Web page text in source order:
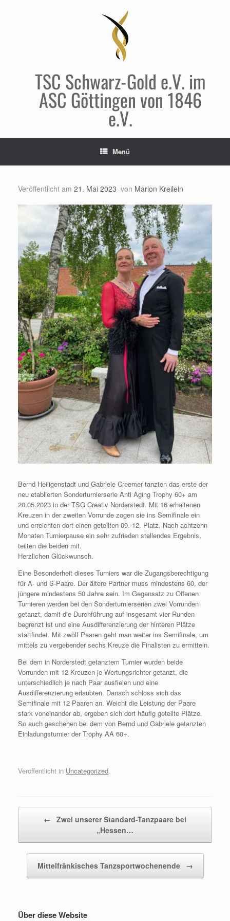
TSC Schwarz-Gold e.V. im
ASC Göttingen von 1846
e.V.
Menü
Veröffentlicht am 21. Mai 2023 von Marion Kreilein
Bernd Heiligenstadt und Gabriele Creemer tanzten das erste der
neu etablierten Sonderturnierserie Anti Aging Trophy 60+ am
20.05.2023 in der TSG Creativ Norderstedt. Mit 16 erhaltenen
Kreuzen in der zweiten Vorrunde zogen sie ins Semifinale ein
und erreichten dort einen geteilten 09.-12. Platz. Nach achtzehn
Monaten Turnierpause ein sehr zufrieden stellendes Ergebnis,
teilten die beiden mit.
Herzlichen Glückwunsch.
Eine Besonderheit dieses Turniers war die Zugangsberechtigung
für A- und S-Paare. Der ältere Partner muss mindestens 60, der
jüngere mindestens 50 Jahre sein. Im Gegensatz zu Offenen
Turnieren werden bei den Sonderturnierserien zwei Vorrunden
getanzt, damit die Durchführung auf insgesamt vier Runden
begrenzt ist und eine Ausdifferenzierung der hinteren Plätze
stattfindet. Mit zwölf Paaren geht man weiter ins Semifinale, um
mittels zu vergebender sechs Kreuze die Finalisten zu ermitteln.
Bei dem in Norderstedt getanztem Turnier wurden beide
Vorrunden mit 12 Kreuzen je Wertungsrichter getanzt, die
unterschiedlich je nach Paar ausfielen und eine
Ausdifferenzierung erlaubten. Danach schloss sich das
Semifinale mit 12 Paaren an. Weicht die Leistung der Paare
stark voneinander ab, ergeben sich dort häufig geteilte Plätze.
So auch geschehen bei dem von Bernd und Gabriele getanzten
Einladungsturnier der Trophy AA 60+.
Veröffentlicht in Uncategorized.
← Zwei unserer Standard-Tanzpaare bei
„Hessen…
Mittelfränkisches Tanzsportwochenende →
Über diese Website